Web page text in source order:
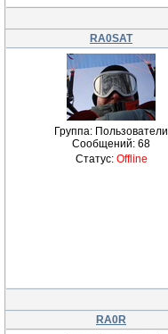
RA0SAT
Группа: Пользователи
Сообщений: 68
Статус: Offline
RA0R